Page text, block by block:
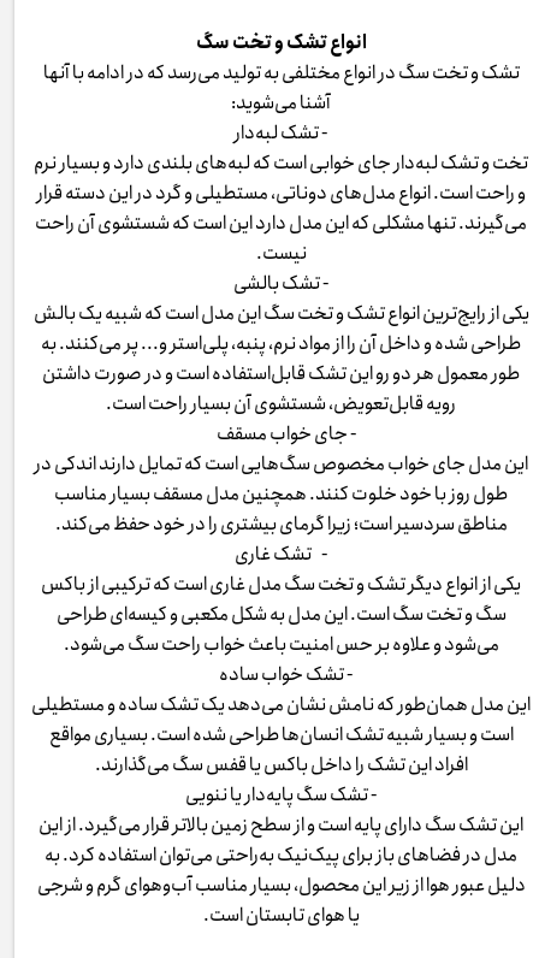
انواع تشک و تخت سگ
تشک و تخت سگ در انواع مختلفی به تولید می‌رسد که در ادامه با آنها
آشنا می‌شوید:
- تشک لبه‌دار
تخت و تشک لبه‌دار جای خوابی است که لبه‌های بلندی دارد و بسیار نرم
و راحت است. انواع مدل‌های دوناتی، مستطیلی و گرد در این دسته قرار
می‌گیرند. تنها مشکلی که این مدل دارد این است که شستشوی آن راحت
نیست.
- تشک بالشی
یکی از رایج‌ترین انواع تشک و تخت سگ این مدل است که شبیه یک بالش
طراحی شده و داخل آن را از مواد نرم، پنبه، پلی‌استر و... پر می‌کنند. به
طور معمول هر دو رو این تشک قابل‌استفاده است و در صورت داشتن
رویه قابل‌تعویض، شستشوی آن بسیار راحت است.
- جای خواب مسقف
این مدل جای خواب مخصوص سگ‌هایی است که تمایل دارند اندکی در
طول روز با خود خلوت کنند. همچنین مدل مسقف بسیار مناسب
مناطق سردسیر است؛ زیرا گرمای بیشتری را در خود حفظ می‌کند.
- تشک غاری
یکی از انواع دیگر تشک و تخت سگ مدل غاری است که ترکیبی از باکس
سگ و تخت سگ است. این مدل به شکل مکعبی و کیسه‌ای طراحی
می‌شود و علاوه بر حس امنیت باعث خواب راحت سگ می‌شود.
- تشک خواب ساده
این مدل همان‌طور که نامش نشان می‌دهد یک تشک ساده و مستطیلی
است و بسیار شبیه تشک انسان‌ها طراحی شده است. بسیاری مواقع
افراد این تشک را داخل باکس یا قفس سگ می‌گذارند.
- تشک سگ پایه‌دار یا ننویی
این تشک سگ دارای پایه است و از سطح زمین بالاتر قرار می‌گیرد. از این
مدل در فضاهای باز برای پیک‌نیک به‌راحتی می‌توان استفاده کرد. به
دلیل عبور هوا از زیر این محصول، بسیار مناسب آب‌وهوای گرم و شرجی
یا هوای تابستان است.